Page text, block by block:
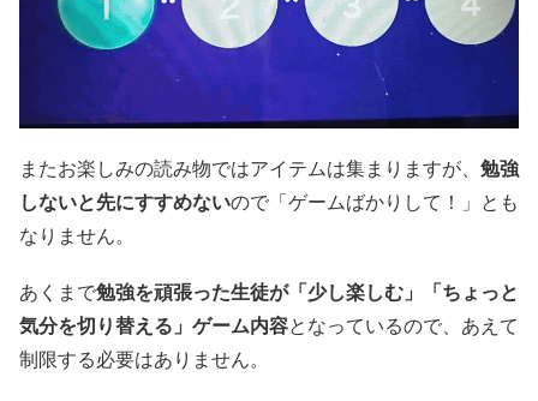
またお楽しみの読み物ではアイテムは集まりますが、 勉強
しないと先にすすめないので「ゲームばかりして！」とも
なりません。
あくまで勉強を頑張った生徒が「少し楽しむ」「ちょっと
気分を切り替える」ゲーム内容となっているので、あえて
制限する必要はありません。